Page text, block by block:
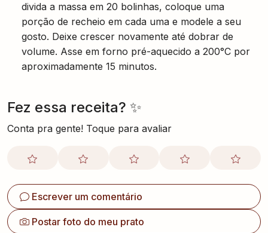
divida a massa em 20 bolinhas, coloque uma
porção de recheio em cada uma e modele a seu
gosto. Deixe crescer novamente até dobrar de
volume. Asse em forno pré-aquecido a 200°C por
aproximadamente 15 minutos.
Fez essa receita? ✨
Conta pra gente! Toque para avaliar
Escrever um comentário
Postar foto do meu prato